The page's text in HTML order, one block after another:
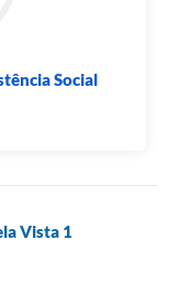
Social
Vista 1